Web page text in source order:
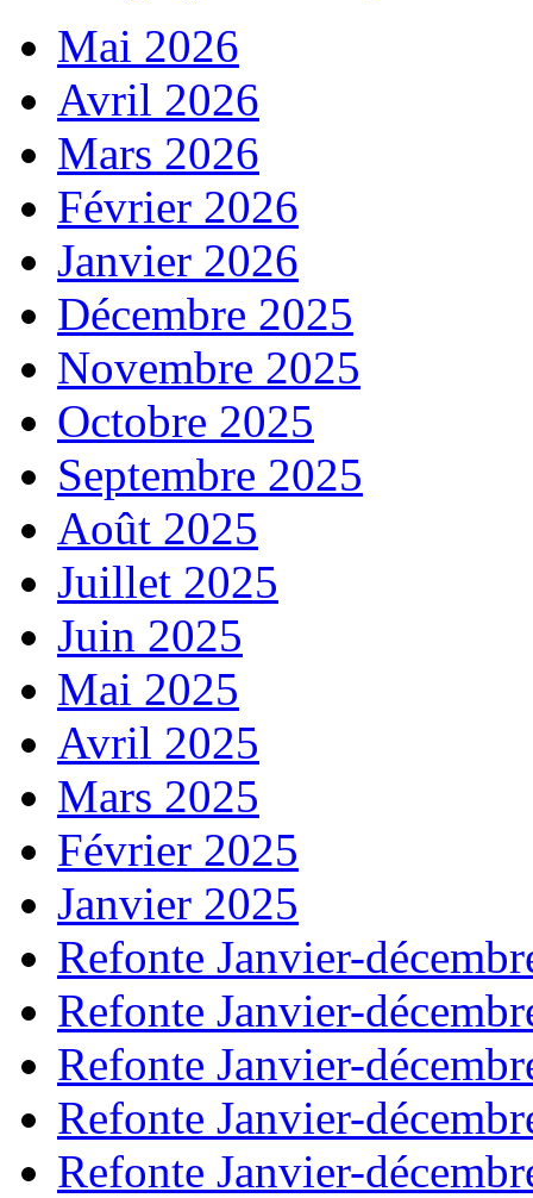
Mai 2026
Avril 2026
Mars 2026
Février 2026
Janvier 2026
Décembre 2025
Novembre 2025
Octobre 2025
Septembre 2025
Août 2025
Juillet 2025
Juin 2025
Mai 2025
Avril 2025
Mars 2025
Février 2025
Janvier 2025
Refonte Janvier-
Refonte Janvier-
Refonte Janvier-
Refonte Janvier-
Refonte Janvier-